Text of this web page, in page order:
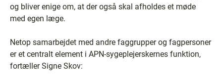
og bliver enige om, at der også skal afholdes et møde
med egen læge.
Netop samarbejdet med andre faggrupper og fagpersoner
er et centralt element i APN-sygeplejerskernes funktion,
fortæller Signe Skov: